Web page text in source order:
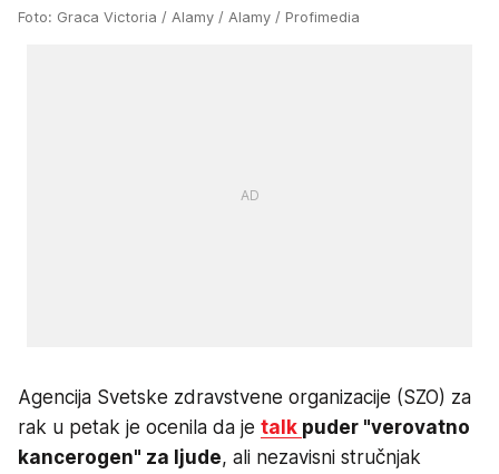
Foto: Graca Victoria / Alamy / Alamy / Profimedia
Agencija Svetske zdravstvene organizacije (SZO) za
rak u petak je ocenila da je talk puder "verovatno
kancerogen" za ljude, ali nezavisni stručnjak